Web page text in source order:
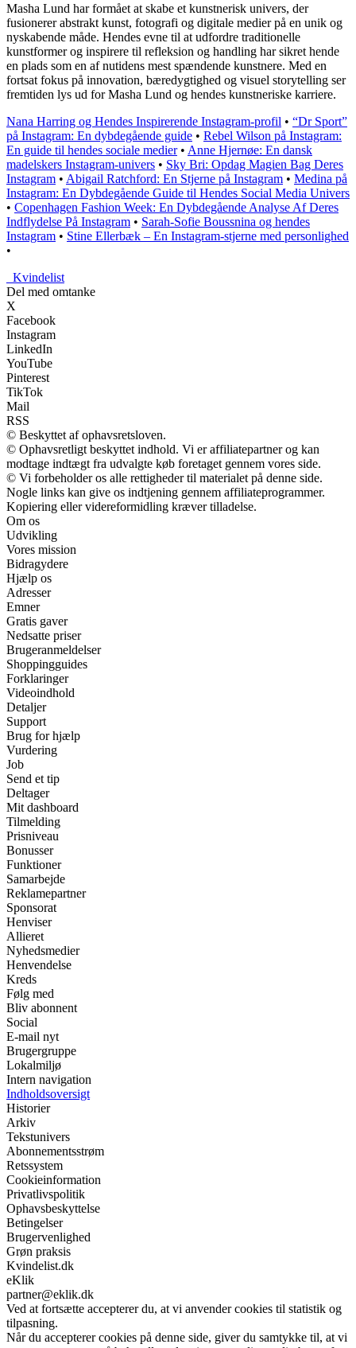
Masha Lund har formået at skabe et kunstnerisk univers, der
fusionerer abstrakt kunst, fotografi og digitale medier på en unik og
nyskabende måde. Hendes evne til at udfordre traditionelle
kunstformer og inspirere til refleksion og handling har sikret hende
en plads som en af nutidens mest spændende kunstnere. Med en
fortsat fokus på innovation, bæredygtighed og visuel storytelling ser
fremtiden lys ud for Masha Lund og hendes kunstneriske karriere.
Nana Harring og Hendes Inspirerende Instagram-profil • “Dr Sport”
på Instagram: En dybdegående guide • Rebel Wilson på Instagram:
En guide til hendes sociale medier• Anne Hjernøe: En dansk
madelskers Instagram-univers • Sky Bri: Opdag Magien Bag Deres
Instagram • Abigail Ratchford: En Stjerne på Instagram • Medina på
Instagram: En Dybdegående Guide til Hendes Social Media Univers
• Copenhagen Fashion Week: En Dybdegående Analyse Af Deres
Indflydelse På Instagram • Sarah-Sofie Boussnina og hendes
Instagram • Stine Ellerbæk – En Instagram-stjerne med personlighed
•
Kvindelist
Del med omtanke
X
Facebook
Instagram
LinkedIn
YouTube
Pinterest
TikTok
Mail
RSS
© Beskyttet af ophavsretsloven.
© Ophavsretligt beskyttet indhold. Vi er affiliatepartner og kan
modtage indtægt fra udvalgte køb foretaget gennem vores side.
© Vi forbeholder os alle rettigheder til materialet på denne side.
Nogle links kan give os indtjening gennem affiliateprogrammer.
Kopiering eller videreformidling kræver tilladelse.
Om os
Udvikling
Vores mission
Bidragydere
Hjælp os
Adresser
Emner
Gratis gaver
Nedsatte priser
Brugeranmeldelser
Shoppingguides
Forklaringer
Videoindhold
Detaljer
Support
Brug for hjælp
Vurdering
Job
Send et tip
Deltager
Mit dashboard
Tilmelding
Prisniveau
Bonusser
Funktioner
Samarbejde
Reklamepartner
Sponsorat
Henviser
Allieret
Nyhedsmedier
Henvendelse
Kreds
Følg med
Bliv abonnent
Social
E-mail nyt
Brugergruppe
Lokalmiljø
Intern navigation
Indholdsoversigt
Historier
Arkiv
Tekstunivers
Abonnementsstrøm
Retssystem
Cookieinformation
Privatlivspolitik
Ophavsbeskyttelse
Betingelser
Brugervenlighed
Grøn praksis
Kvindelist.dk
eKlik
partner@eklik.dk
Ved at fortsætte accepterer du, at vi anvender cookies til statistik og
tilpasning.
Når du accepterer cookies på denne side, giver du samtykke til, at vi